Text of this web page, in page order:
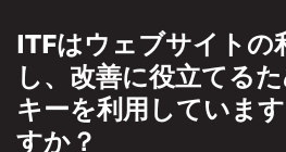
ITFはウェブサイトの
し、改善に役立てる
キーを利用していま
すか？